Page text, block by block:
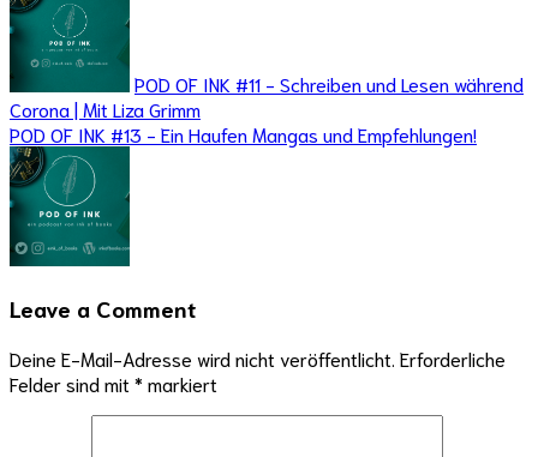
POD OF INK #11 - Schreiben und Lesen während
Corona | Mit Liza Grimm
POD OF INK #13 - Ein Haufen Mangas und Empfehlungen!
Leave a Comment
Deine E-Mail-Adresse wird nicht veröffentlicht. Erforderliche
Felder sind mit * markiert